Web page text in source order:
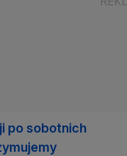
po sobotnich